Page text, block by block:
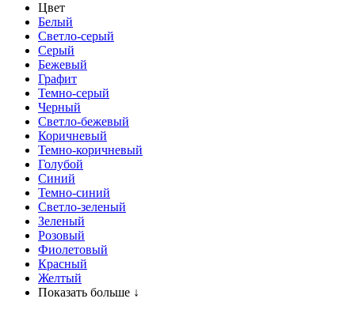
Цвет
Белый
Светло-серый
Серый
Бежевый
Графит
Темно-серый
Черный
Светло-бежевый
Коричневый
Темно-коричневый
Голубой
Синий
Темно-синий
Светло-зеленый
Зеленый
Розовый
Фиолетовый
Красный
Желтый
Показать больше ↓